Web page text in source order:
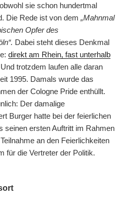
sie schon hundertmal
Die Rede ist von dem „Mahnmal
Opfer des
Dabei steht dieses Denkmal
direkt am Rhein, fast unterhalb
trotzdem laufen alle daran
1995. Damals wurde das
der Cologne Pride enthüllt.
Der damalige
Burger hatte bei der feierlichen
seinen ersten Auftritt im Rahmen
an den Feierlichkeiten
für die Vertreter der Politik.